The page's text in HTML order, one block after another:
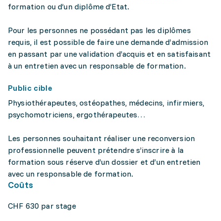
formation ou d’un diplôme d’Etat.
Pour les personnes ne possédant pas les diplômes
requis, il est possible de faire une demande d’admission
en passant par une validation d’acquis et en satisfaisant
à un entretien avec un responsable de formation.
Public cible
Physiothérapeutes, ostéopathes, médecins, infirmiers,
psychomotriciens, ergothérapeutes…
Les personnes souhaitant réaliser une reconversion
professionnelle peuvent prétendre s’inscrire à la
formation sous réserve d’un dossier et d’un entretien
avec un responsable de formation.
Coûts
CHF 630 par stage